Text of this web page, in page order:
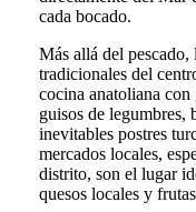
cada bocado.
Más allá del pescado,
tradicionales del
cocina anatoliana
guisos de legumbres,
inevitables postres
mercados locales,
distrito, son el lugar
quesos locales y